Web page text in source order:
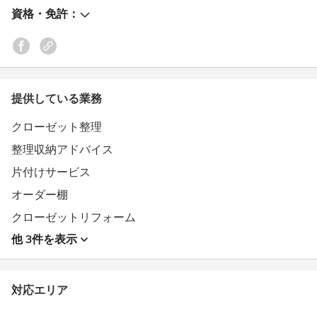
資格・免許：
提供している業務
クローゼット整理
整理収納アドバイス
片付けサービス
オーダー棚
クローゼットリフォーム
他 3件を表示
対応エリア